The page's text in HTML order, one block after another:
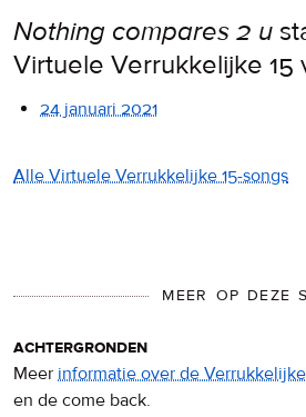
Nothing compares 2 u
Virtuele Verrukkelijke 15
24 januari 2021
Alle Virtuele Verrukkelijke 15-songs
MEER OP DEZE
achtergronden
Meer informatie over de Verrukkelijke
en de come back.